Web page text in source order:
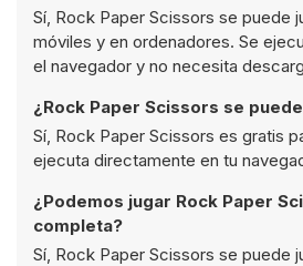
Sí, Rock Paper Scissors se puede
móviles y en ordenadores. Se
el navegador y no necesita
¿Rock Paper Scissors se
Sí, Rock Paper Scissors es gratis
ejecuta directamente en tu
¿Podemos jugar Rock Paper
completa?
Sí, Rock Paper Scissors se puede